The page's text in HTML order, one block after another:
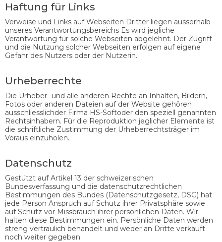
Haftung für Links
Verweise und Links auf Webseiten Dritter liegen ausserhalb
unseres Verantwortungsbereichs Es wird jegliche
Verantwortung für solche Webseiten abgelehnt. Der Zugriff
und die Nutzung solcher Webseiten erfolgen auf eigene
Gefahr des Nutzers oder der Nutzerin.
Urheberrechte
Die Urheber- und alle anderen Rechte an Inhalten, Bildern,
Fotos oder anderen Dateien auf der Website gehören
ausschliesslichder Firma HS-Softoder den speziell genannten
Rechtsinhabern. Für die Reproduktion jeglicher Elemente ist
die schriftliche Zustimmung der Urheberrechtsträger im
Voraus einzuholen.
Datenschutz
Gestützt auf Artikel 13 der schweizerischen
Bundesverfassung und die datenschutzrechtlichen
Bestimmungen des Bundes (Datenschutzgesetz, DSG) hat
jede Person Anspruch auf Schutz ihrer Privatsphäre sowie
auf Schutz vor Missbrauch ihrer persönlichen Daten. Wir
halten diese Bestimmungen ein. Persönliche Daten werden
streng vertraulich behandelt und weder an Dritte verkauft
noch weiter gegeben.